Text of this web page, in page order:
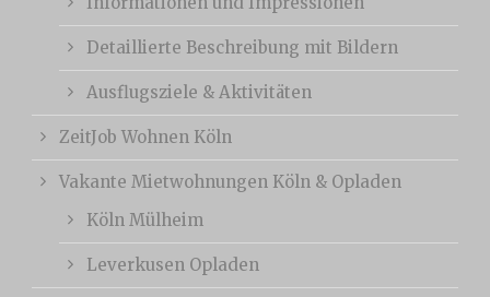
Detaillierte Beschreibung mit Bildern
Ausflugsziele & Aktivitäten
ZeitJob Wohnen Köln
Vakante Mietwohnungen Köln & Opladen
Köln Mülheim
Leverkusen Opladen